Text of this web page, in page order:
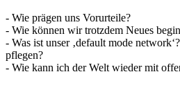
- Wie prägen uns Vorurteile?
- Wie können wir trotzdem Neues
- Was ist unser ‚default mode
pflegen?
- Wie kann ich der Welt wieder mit